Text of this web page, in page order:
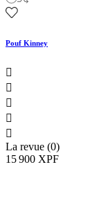
Pouf Kinney





La revue (0)
15 900 XPF